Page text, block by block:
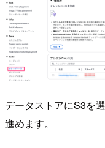
データストアにS3を
進めます。